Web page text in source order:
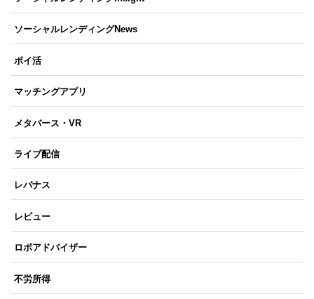
ソーシャルレンディングNews
ポイ活
マッチングアプリ
メタバース・VR
ライブ配信
レバナス
レビュー
ロボアドバイザー
不労所得